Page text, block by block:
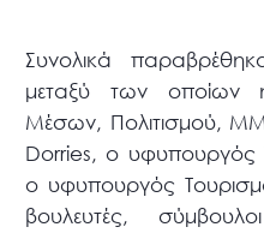
Συνολικά
μεταξύ των οποίων
Μέσων, Πολιτισμού,
Dorries, ο υφυπουργός
ο υφυπουργός
βουλευτές,